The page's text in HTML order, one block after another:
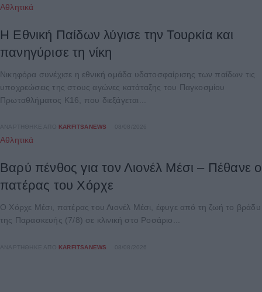
Αθλητικά
Η Εθνική Παίδων λύγισε την Τουρκία και
πανηγύρισε τη νίκη
Νικηφόρα συνέχισε η εθνική ομάδα υδατοσφαίρισης των παίδων τις
υποχρεώσεις της στους αγώνες κατάταξης του Παγκοσμίου
Πρωταθλήματος Κ16, που διεξάγεται...
ΑΝΑΡΤΉΘΗΚΕ ΑΠΌ KARFITSANEWS
Αθλητικά
Βαρύ πένθος για τον Λιονέλ Μέσι – Πέθανε ο
πατέρας του Χόρχε
Ο Χόρχε Μέσι, πατέρας του Λιονέλ Μέσι, έφυγε από τη ζωή το βράδυ
της Παρασκευής (7/8) σε κλινική στο Ροσάριο...
ΑΝΑΡΤΉΘΗΚΕ ΑΠΌ KARFITSANEWS